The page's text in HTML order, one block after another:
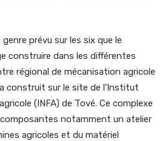
prévu sur les six que le
construire dans les différentes
régional de mécanisation agricole
construit sur le site de l’Institut
(INFA) de Tové. Ce complexe
notamment un atelier
agricoles et du matériel